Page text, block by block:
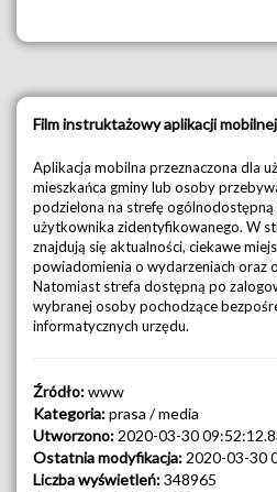
Film instruktażowy aplikacji mobilnej
Aplikacja mobilna przeznaczona dla
mieszkańca gminy lub osoby
podzielona na strefę
użytkownika zidentyfikowanego. W
znajdują się aktualności, ciekawe
powiadomienia o wydarzeniach oraz
Natomiast strefa dostępną po
wybranej osoby pochodzące
informatycznych urzędu.
Źródło:www
Kategoria:prasa / media
Utworzono: 2020-03-30
Ostatnia modyfikacja: 2020-03-30
Liczba wyświetleń:348965